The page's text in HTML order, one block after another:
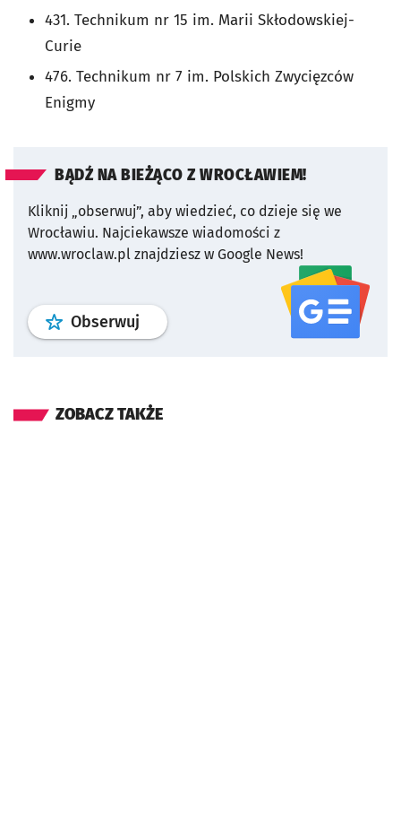
431. Technikum nr 15 im. Marii Skłodowskiej-
Curie
476. Technikum nr 7 im. Polskich Zwycięzców
Enigmy
BĄDŹ NA BIEŻĄCO Z WROCŁAWIEM!
Kliknij „obserwuj”, aby wiedzieć, co dzieje się we
Wrocławiu. Najciekawsze wiadomości z
www.wroclaw.pl znajdziesz w Google News!
Obserwuj profil serwisu
ZOBACZ TAKŻE